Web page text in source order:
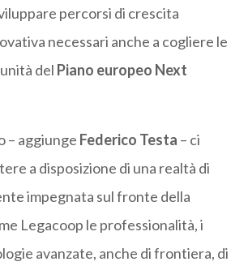
percorsi di crescita
necessari anche a cogliere le
del Piano europeo Next
– aggiunge Federico Testa – ci
a disposizione di una realtà di
impegnata sul fronte della
Legacoop le professionalità, i
avanzate, anche di frontiera, di